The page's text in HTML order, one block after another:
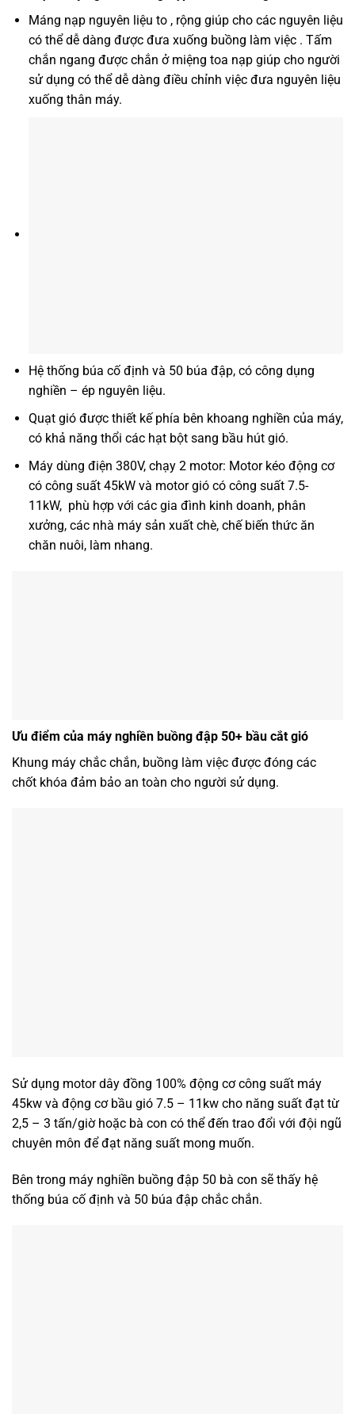
Máng nạp nguyên liệu to , rộng giúp cho các nguyên liệu
có thể dễ dàng được đưa xuống buồng làm việc . Tấm
chắn ngang được chắn ở miệng toa nạp giúp cho người
sử dụng có thể dễ dàng điều chỉnh việc đưa nguyên liệu
xuống thân máy.
Hệ thống búa cố định và 50 búa đập, có công dụng
nghiền – ép nguyên liệu.
Quạt gió được thiết kế phía bên khoang nghiền của máy,
có khả năng thổi các hạt bột sang bầu hút gió.
Máy dùng điện 380V, chạy 2 motor: Motor kéo động cơ
có công suất 45kW và motor gió có công suất 7.5-
11kW, phù hợp với các gia đình kinh doanh, phân
xưởng, các nhà máy sản xuất chè, chế biến thức ăn
chăn nuôi, làm nhang.
Ưu điểm của máy nghiền buồng đập 50+ bầu cắt gió
Khung máy chắc chắn, buồng làm việc được đóng các
chốt khóa đảm bảo an toàn cho người sử dụng.
Sử dụng motor dây đồng 100% động cơ công suất máy
45kw và động cơ bầu gió 7.5 – 11kw cho năng suất đạt từ
2,5 – 3 tấn/giờ hoặc bà con có thể đến trao đổi với đội ngũ
chuyên môn để đạt năng suất mong muốn.
Bên trong máy nghiền buồng đập 50 bà con sẽ thấy hệ
thống búa cố định và 50 búa đập chắc chắn.